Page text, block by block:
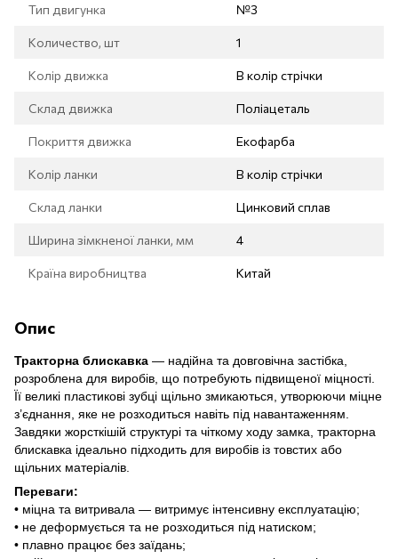
Тип двигунка №3
Количество, шт 1
Колір движка В колір стрічки
Склад движка Поліацеталь
Покриття движка Екофарба
Колір ланки В колір стрічки
Склад ланки Цинковий сплав
Ширина зімкненої ланки, мм 4
Країна виробництва Китай
Опис
Тракторна блискавка — надійна та довговічна застібка,
розроблена для виробів, що потребують підвищеної міцності.
Її великі пластикові зубці щільно змикаються, утворюючи міцне
з’єднання, яке не розходиться навіть під навантаженням.
Завдяки жорсткішій структурі та чіткому ходу замка, тракторна
блискавка ідеально підходить для виробів із товстих або
щільних матеріалів.
Переваги:
• міцна та витривала — витримує інтенсивну експлуатацію;
• не деформується та не розходиться під натиском;
• плавно працює без заїдань;